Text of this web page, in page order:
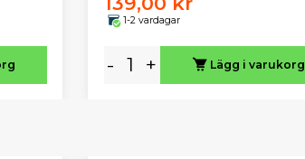
1-2 vardagar
- + Lägg i varukorg